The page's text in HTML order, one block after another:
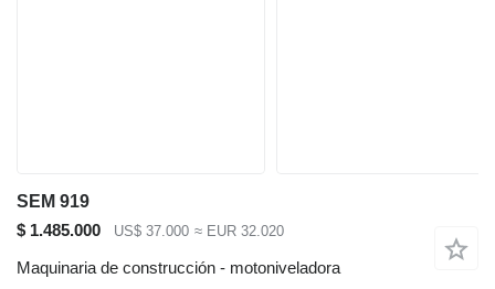
SEM 919
$ 1.485.000
US$ 37.000 ≈ EUR 32.020
Maquinaria de construcción - motoniveladora